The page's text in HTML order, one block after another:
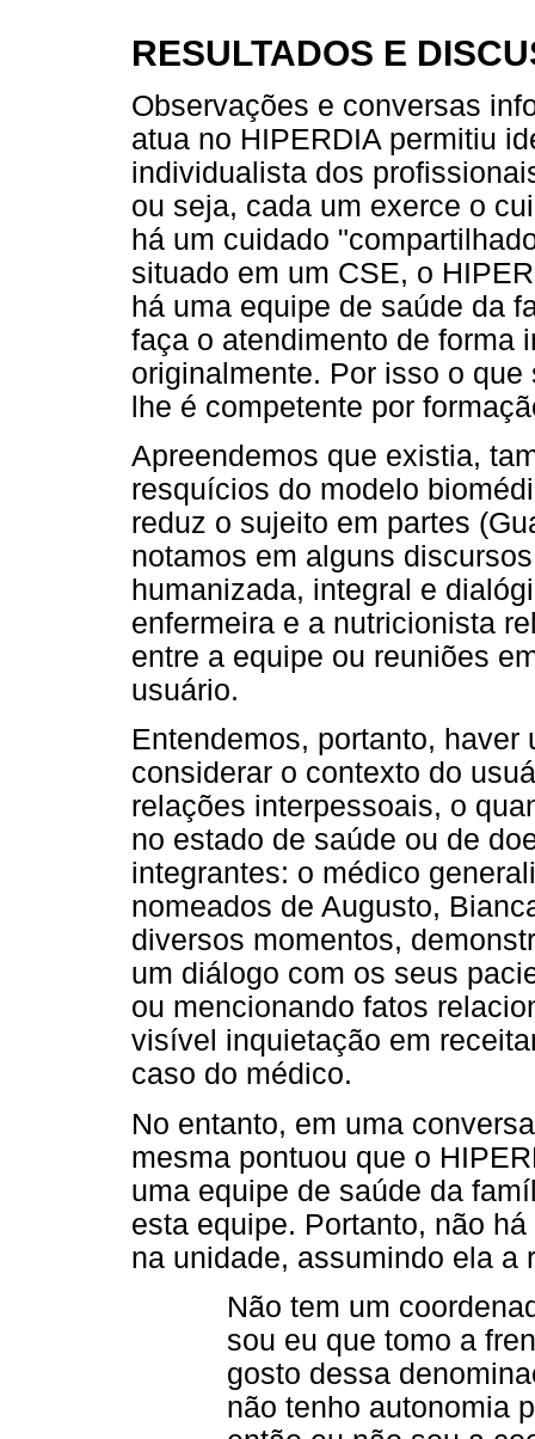
RESULTADOS E
Observações e conversas
atua no HIPERDIA permitiu
individualista dos
ou seja, cada um exerce o
há um cuidado
situado em um CSE, o
há uma equipe de saúde da
faça o atendimento de forma
originalmente. Por isso o
lhe é competente por
Apreendemos que existia,
resquícios do modelo
reduz o sujeito em partes
notamos em alguns
humanizada, integral e
enfermeira e a nutricionista
entre a equipe ou reuniões
usuário.
Entendemos, portanto,
considerar o contexto do
relações interpessoais, o
no estado de saúde ou de
integrantes: o médico
nomeados de Augusto,
diversos momentos,
um diálogo com os seus
ou mencionando fatos
visível inquietação em
caso do médico.
No entanto, em uma
mesma pontuou que o
uma equipe de saúde da
esta equipe. Portanto, não
na unidade, assumindo ela a
Não tem um
sou eu que tomo a
gosto dessa
não tenho autonomia